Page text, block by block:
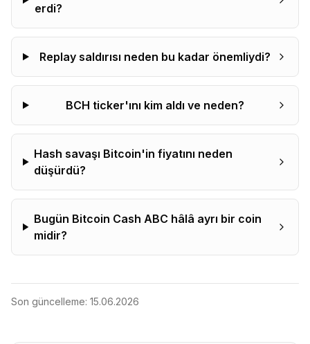
erdi?
Replay saldırısı neden bu kadar önemliydi?
BCH ticker'ını kim aldı ve neden?
Hash savaşı Bitcoin'in fiyatını neden
düşürdü?
Bugün Bitcoin Cash ABC hâlâ ayrı bir coin
midir?
Son güncelleme: 15.06.2026